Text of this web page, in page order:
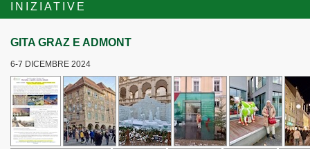
INIZIATIVE
GITA GRAZ E ADMONT
6-7 DICEMBRE 2024